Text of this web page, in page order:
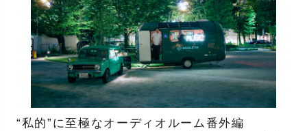
“私的”に至極なオーディオルーム番外編